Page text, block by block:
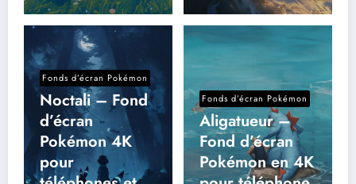
Fonds d’écran Pokémon
Noctali – Fond
d’écran
Pokémon 4K
pour
Fonds d’écran Pokémon
Aligatueur –
Fond d’écran
Pokémon en 4K